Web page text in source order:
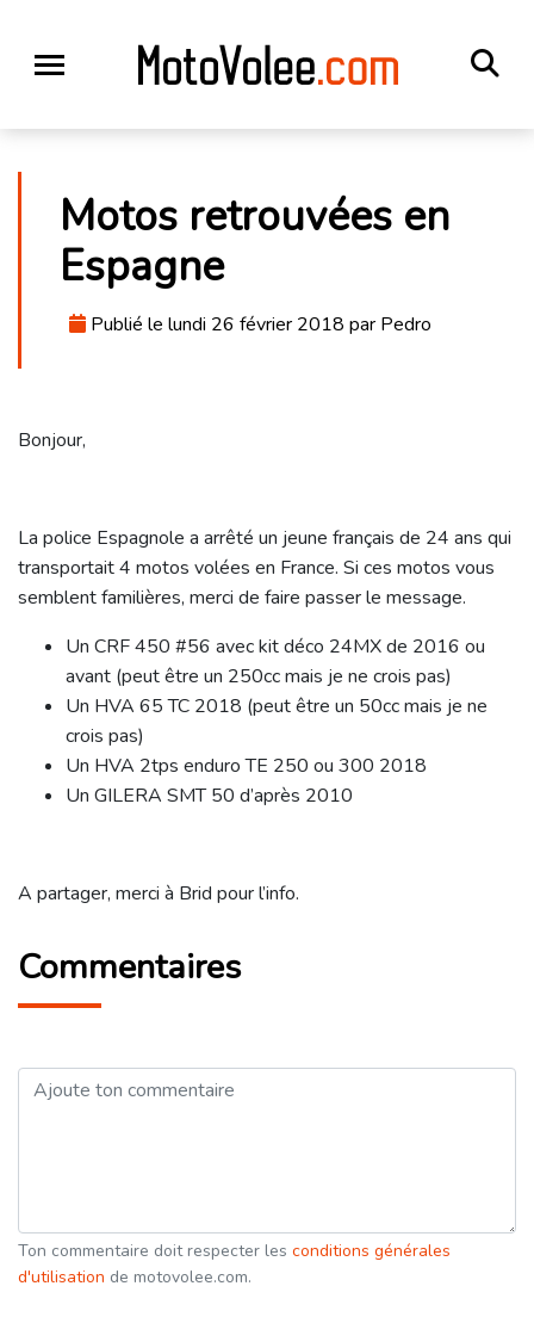
Motos retrouvées en
Espagne
Publié le lundi 26 février 2018 par Pedro
Bonjour,
La police Espagnole a arrêté un jeune français de 24 ans qui
transportait 4 motos volées en France. Si ces motos vous
semblent familières, merci de faire passer le message.
Un CRF 450 #56 avec kit déco 24MX de 2016 ou
avant (peut être un 250cc mais je ne crois pas)
Un HVA 65 TC 2018 (peut être un 50cc mais je ne
crois pas)
Un HVA 2tps enduro TE 250 ou 300 2018
Un GILERA SMT 50 d’après 2010
A partager, merci à Brid pour l’info.
Commentaires
Ton commentaire doit respecter les conditions générales
d'utilisation de motovolee.com.